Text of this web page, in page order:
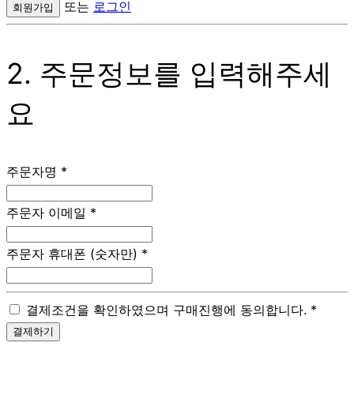
회원가입 또는 로그인
2. 주문정보를 입력해주세
요
주문자명 *
주문자 이메일 *
주문자 휴대폰 (숫자만) *
결제조건을 확인하였으며 구매진행에 동의합니다. *
결제하기